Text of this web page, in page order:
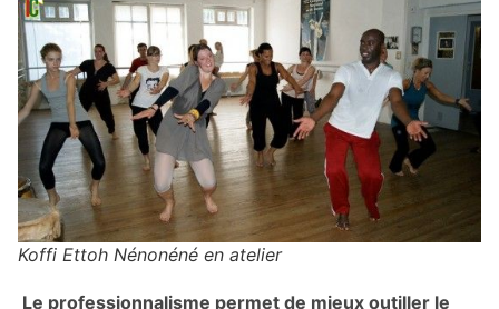
Koffi Ettoh Nénonéné en atelier
Le professionnalisme permet de mieux outiller le